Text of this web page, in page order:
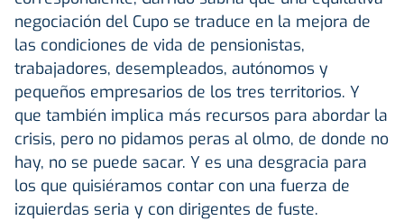
negociación del Cupo se traduce en la mejora de
las condiciones de vida de pensionistas,
trabajadores, desempleados, autónomos y
pequeños empresarios de los tres territorios. Y
que también implica más recursos para abordar la
crisis, pero no pidamos peras al olmo, de donde no
hay, no se puede sacar. Y es una desgracia para
los que quisiéramos contar con una fuerza de
izquierdas seria y con dirigentes de fuste.